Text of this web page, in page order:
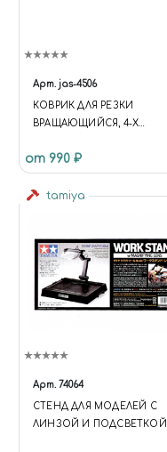
Арт. jas-4506
КОВРИК ДЛЯ РЕЗКИ
ВРАЩАЮЩИЙСЯ, 4-Х
от 990 ₽
tamiya
Арт. 74064
СТЕНД ДЛЯ МОДЕЛЕЙ C
ЛИНЗОЙ И ПОДСВЕТКОЙ